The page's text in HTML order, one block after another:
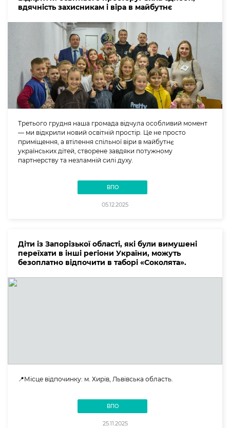
вдячність захисникам і віра в майбутнє
Третього грудня наша громада відчула особливий момент
— ми відкрили новий освітній простір. Це не просто
приміщення, а втілення спільної віри в майбутнє
українських дітей, створене завдяки потужному
партнерству та незламній силі духу.
ВПО
05.12.2025
Діти із Запорізької області, які були вимушені
переїхати в інші регіони України, можуть
безоплатно відпочити в таборі «Соколята».
📍Місце відпочинку: м. Хирів, Львівська область.
ВПО
25.11.2025